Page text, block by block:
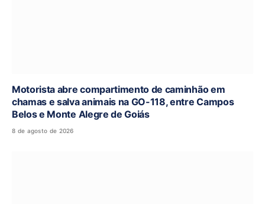
Motorista abre compartimento de caminhão em
chamas e salva animais na GO-118, entre Campos
Belos e Monte Alegre de Goiás
8 de agosto de 2026